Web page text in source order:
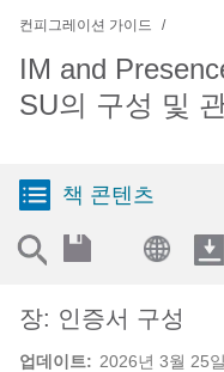
컨피그레이션 가이드
IM and
SU의 구성 및
책 콘텐츠
업데이트: 2026년 3월 25일
장: 인증서 구성